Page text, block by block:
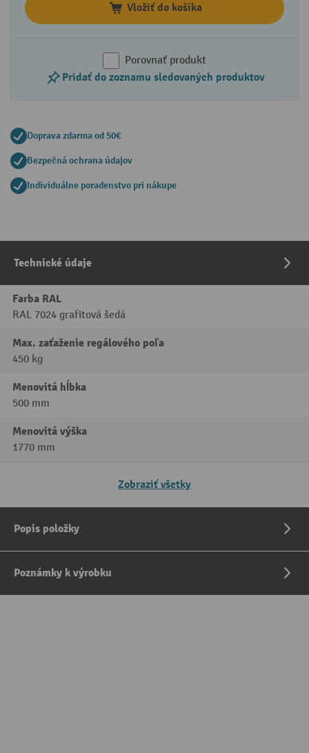
Vložiť do košíka
Porovnať produkt
Pridať do zoznamu sledovaných produktov
Doprava zdarma od 50€
Bezpečná ochrana údajov
Individuálne poradenstvo pri nákupe
Technické údaje
Farba RAL
RAL 7024 grafitová šedá
Max. zaťaženie regálového poľa
450 kg
Menovitá hĺbka
500 mm
Menovitá výška
1770 mm
Zobraziť všetky
Popis položky
Poznámky k výrobku